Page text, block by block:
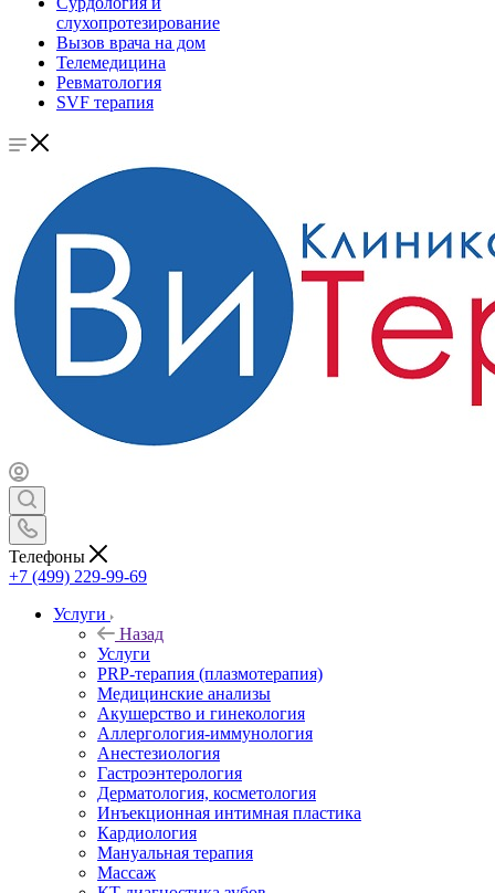
слухопротезирование
Вызов врача на дом
Телемедицина
Ревматология
SVF терапия
Телефоны
+7 (499) 229-99-69
Услуги
Назад
Услуги
PRP-терапия (плазмотерапия)
Медицинские анализы
Акушерство и гинекология
Аллергология-иммунология
Анестезиология
Гастроэнтерология
Дерматология, косметология
Инъекционная интимная пластика
Кардиология
Мануальная терапия
Массаж